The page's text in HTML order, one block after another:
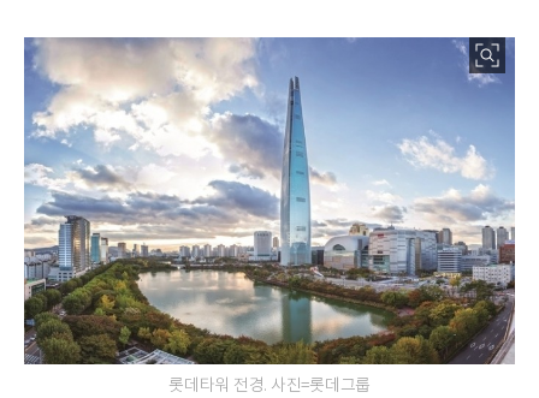
롯데타워 전경. 사진=롯데그룹